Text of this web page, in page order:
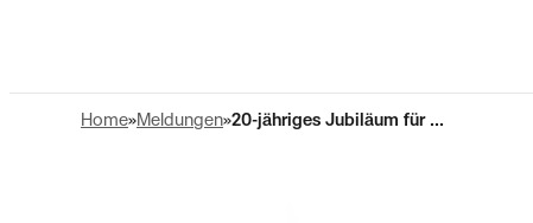
Home Meldungen 20-jähriges Jubiläum für ...